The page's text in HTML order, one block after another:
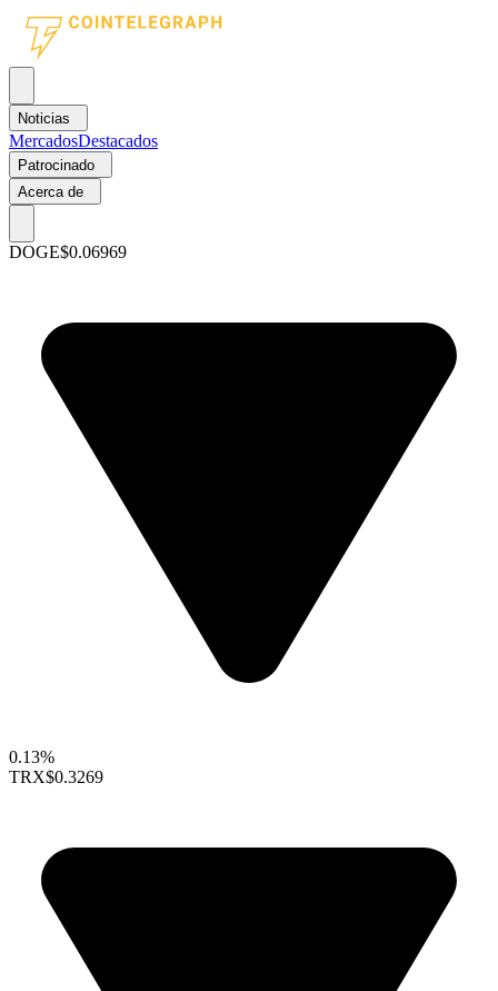
Noticias
MercadosDestacados
Patrocinado
Acerca de
DOGE$0.06969
0.13%
TRX$0.3269